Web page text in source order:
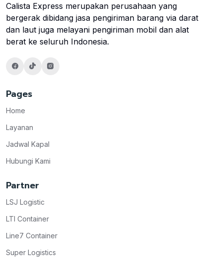
Calista Express merupakan perusahaan yang
bergerak dibidang jasa pengiriman barang via darat
dan laut juga melayani pengiriman mobil dan alat
berat ke seluruh Indonesia.
Pages
Home
Layanan
Jadwal Kapal
Hubungi Kami
Partner
LSJ Logistic
LTI Container
Line7 Container
Super Logistics